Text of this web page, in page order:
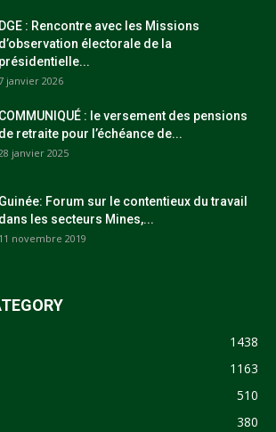
DGE : Rencontre avec les Missions
d’observation électorale de la
présidentielle...
janvier 2026
COMMUNIQUÉ : le versement des pensions
de retraite pour l’échéance de...
janvier 2025
Guinée: Forum sur le contentieux du travail
dans les secteurs Mines,...
11 novembre 2019
1438
1163
510
380